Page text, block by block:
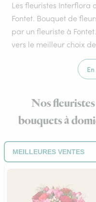
Les fleuristes Interflora
Fontet. Bouquet de
par un fleuriste à
vers le meilleur choix
Nos
bouquets à